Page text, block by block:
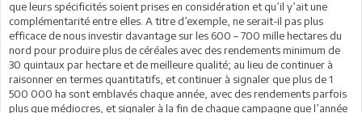
que leurs spécificités soient prises en considération et qu’il y’ait une
complémentarité entre elles. A titre d’exemple, ne serait-il pas plus
efficace de nous investir davantage sur les 600 – 700 mille hectares du
nord pour produire plus de céréales avec des rendements minimum de
30 quintaux par hectare et de meilleure qualité; au lieu de continuer à
raisonner en termes quantitatifs, et continuer à signaler que plus de 1
500 000 ha sont emblavés chaque année, avec des rendements parfois
plus que médiocres, et signaler à la fin de chaque campagne que l’année